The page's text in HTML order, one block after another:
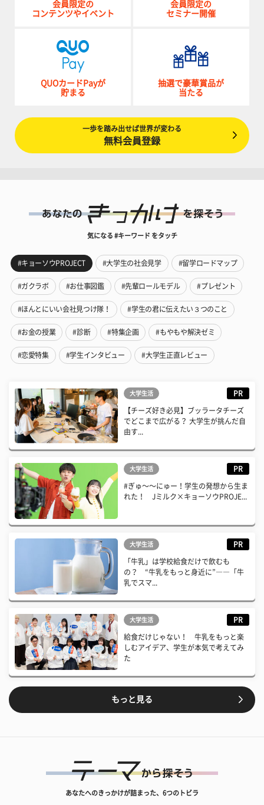
会員限定の
コンテンツやイベント
会員限定の
セミナー開催
QUOカードPayが
貯まる
抽選で豪華賞品が
当たる
一歩を踏み出せば世界が変わる
無料会員登録
気になる #キーワード をタッチ
#キョーソウPROJECT #大学生の社会見学 #留学ロードマップ
#ガクラボ #お仕事図鑑 #先輩ロールモデル #プレゼント
#ほんとにいい会社見つけ隊！ #学生の君に伝えたい３つのこと
#お金の授業 #診断 #特集企画 #もやもや解決ゼミ
#恋愛特集 #学生インタビュー #大学生正直レビュー
大学生活 PR
【チーズ好き必見】ブッラータチーズ
でどこまで広がる？ 大学生が挑んだ自
由す...
大学生活 PR
#ぎゅ〜〜にゅー！学生の発想から生ま
れた！ Jミルク×キョーソウPROJE...
大学生活 PR
「牛乳」は学校給食だけで飲むも
の？ “牛乳をもっと身近に”――「牛
乳でスマ...
大学生活 PR
給食だけじゃない！ 牛乳をもっと楽
しむアイデア、学生が本気で考えてみ
た
もっと見る
あなたへのきっかけが詰まった、6つのトビラ